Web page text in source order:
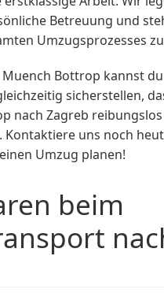
Betreuung und
Umzugsprozesses
Bottrop kannst
sicherstellen,
nach Zagreb
uns noch
Umzug planen!
beim